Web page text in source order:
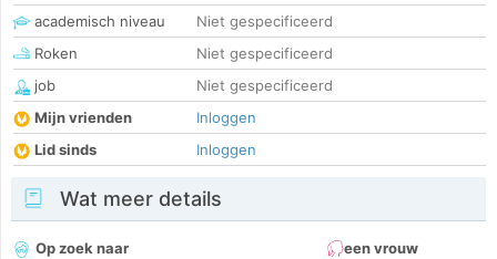
academisch niveau
Niet gespecificeerd
Roken
Niet gespecificeerd
job
Niet gespecificeerd
Mijn vrienden
Inloggen
Lid sinds
Inloggen
Wat meer details
Op zoek naar
een vrouw